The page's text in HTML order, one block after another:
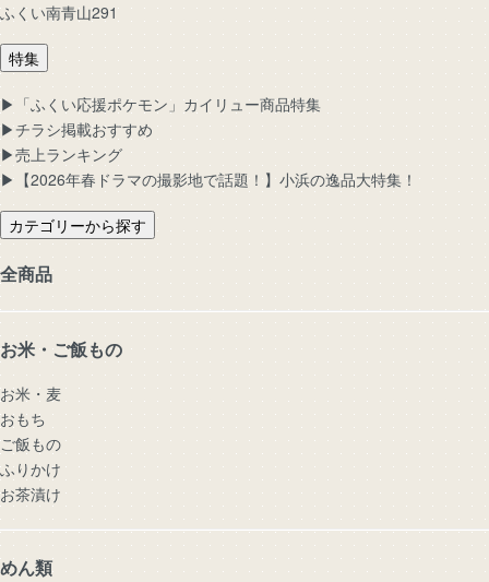
ふくい南青山291
特集
▶︎「ふくい応援ポケモン」カイリュー商品特集
▶︎チラシ掲載おすすめ
▶︎売上ランキング
▶︎【2026年春ドラマの撮影地で話題！】小浜の逸品大特集！
カテゴリーから探す
全商品
お米・ご飯もの
お米・麦
おもち
ご飯もの
ふりかけ
お茶漬け
めん類